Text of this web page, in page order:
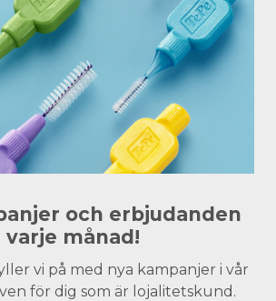
och erbjudanden
varje månad!
vi på med nya kampanjer i vår
för dig som är lojalitetskund.